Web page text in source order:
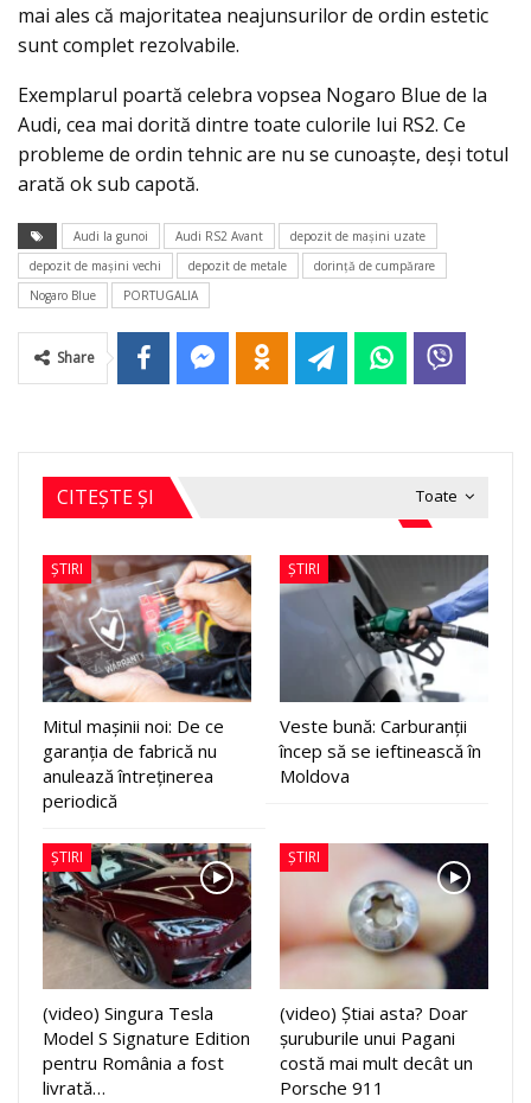
mai ales că majoritatea neajunsurilor de ordin estetic
sunt complet rezolvabile.
Exemplarul poartă celebra vopsea Nogaro Blue de la
Audi, cea mai dorită dintre toate culorile lui RS2. Ce
probleme de ordin tehnic are nu se cunoaşte, deşi totul
arată ok sub capotă.
Audi la gunoi Audi RS2 Avant
depozit de maşini uzate
depozit de maşini vechi
depozit de metale
dorinţă de cumpărare
Nogaro Blue
PORTUGALIA
Share
Toate
CITEȘTE ȘI
ȘTIRI
Mitul mașinii noi: De ce
garanția de fabrică nu
anulează întreținerea
periodică
ȘTIRI
Veste bună: Carburanții
încep să se ieftinească în
Moldova
ȘTIRI
(video) Singura Tesla
Model S Signature Edition
pentru România a fost
livrată…
ȘTIRI
(video) Știai asta? Doar
șuruburile unui Pagani
costă mai mult decât un
Porsche 911